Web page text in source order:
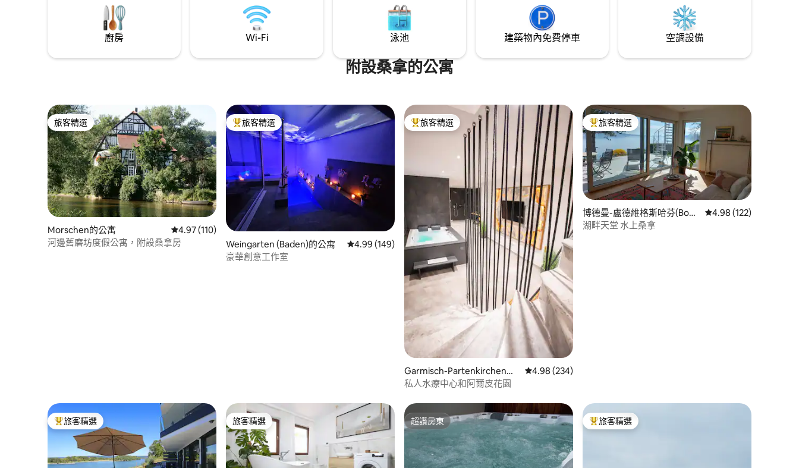
gleichen Wellness-Erlebnis. 🤍.
廚房 Wi-Fi 泳池 建築物內免費停車 空調設備
附設桑拿的公寓
旅客精選
旅客精選
Morschen的公寓 從 110 則評價中獲得 4.97 的平均評分（滿分 5 分）
4.97 (110)
河邊舊磨坊度假公寓，附設桑拿房
旅客精選榜首
旅客精選
Weingarten (Baden)的公寓 從 149 則評價中獲得 4.99 的平均評分（滿分 5 分）
4.99 (149)
豪華創意工作室
旅客精選榜首
旅客精選
Garmisch-Partenkirchen的
公寓
從 234 則評價中獲得 4.98 的平均評分（滿分 5 分）
4.98 (234)
私人水療中心和阿爾皮花園
旅客精選榜首
旅客精選
博德曼-盧德維格斯哈芬(Bod
man-Ludwigshafen)的公寓
從 122 則評價中獲得
4.98 (122)
湖畔天堂 水上桑拿
旅客精選榜首
旅客精選 旅客精選
旅客精選 超讚房東
超讚房東 旅客精選榜首
旅客精選